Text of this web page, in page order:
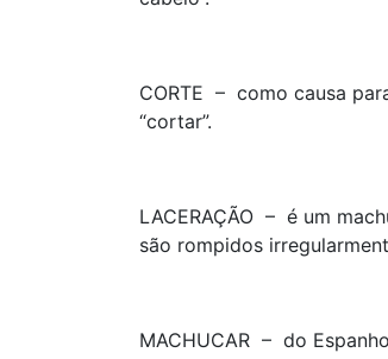
CORTE – como causa
“cortar”.
LACERAÇÃO – é um
são rompidos
MACHUCAR – do